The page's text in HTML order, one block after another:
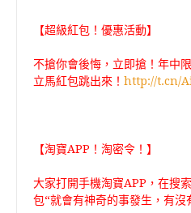
【超級紅包！優惠活動】
不搶你會後悔，立即搶！年中
立馬紅包跳出來！ http://t.cn/
【淘寶APP！淘密令！】
大家打開手機淘寶APP，在搜
包“就會有神奇的事發生，有沒